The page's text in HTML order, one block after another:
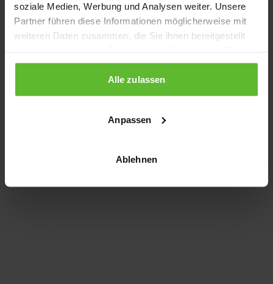
soziale Medien, Werbung und Analysen weiter. Unsere
Partner führen diese Informationen möglicherweise mit
weiteren Daten zusammen, die Sie ihnen bereitgestellt
gesammelt haben.
Alle zulassen
Anpassen
Ablehnen
loading www.kurzwego.de (see the browser console for more
information).